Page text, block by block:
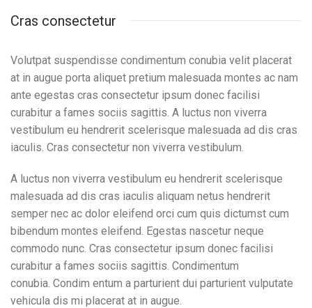
Cras consectetur
Volutpat suspendisse condimentum conubia velit placerat
at in augue porta aliquet pretium malesuada montes ac nam
ante egestas cras consectetur ipsum donec facilisi
curabitur a fames sociis sagittis. A luctus non viverra
vestibulum eu hendrerit scelerisque malesuada ad dis cras
iaculis. Cras consectetur non viverra vestibulum.
A luctus non viverra vestibulum eu hendrerit scelerisque
malesuada ad dis cras iaculis aliquam netus hendrerit
semper nec ac dolor eleifend orci cum quis dictumst cum
bibendum montes eleifend. Egestas nascetur neque
commodo nunc. Cras consectetur ipsum donec facilisi
curabitur a fames sociis sagittis. Condimentum
conubia. Condim entum a parturient dui parturient vulputate
vehicula dis mi placerat at in augue.